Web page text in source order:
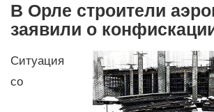
В Орле строители
заявили о
Ситуация
со